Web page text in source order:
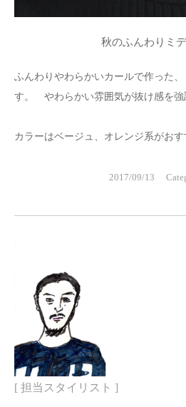
秋のふんわりミ
ふんわりやわらかいカールで作った
す。 やわらかい雰囲気が抜け感を強
カラーはベージュ、オレンジ系がおす
2017/09/13
[ 担当スタイリスト ]